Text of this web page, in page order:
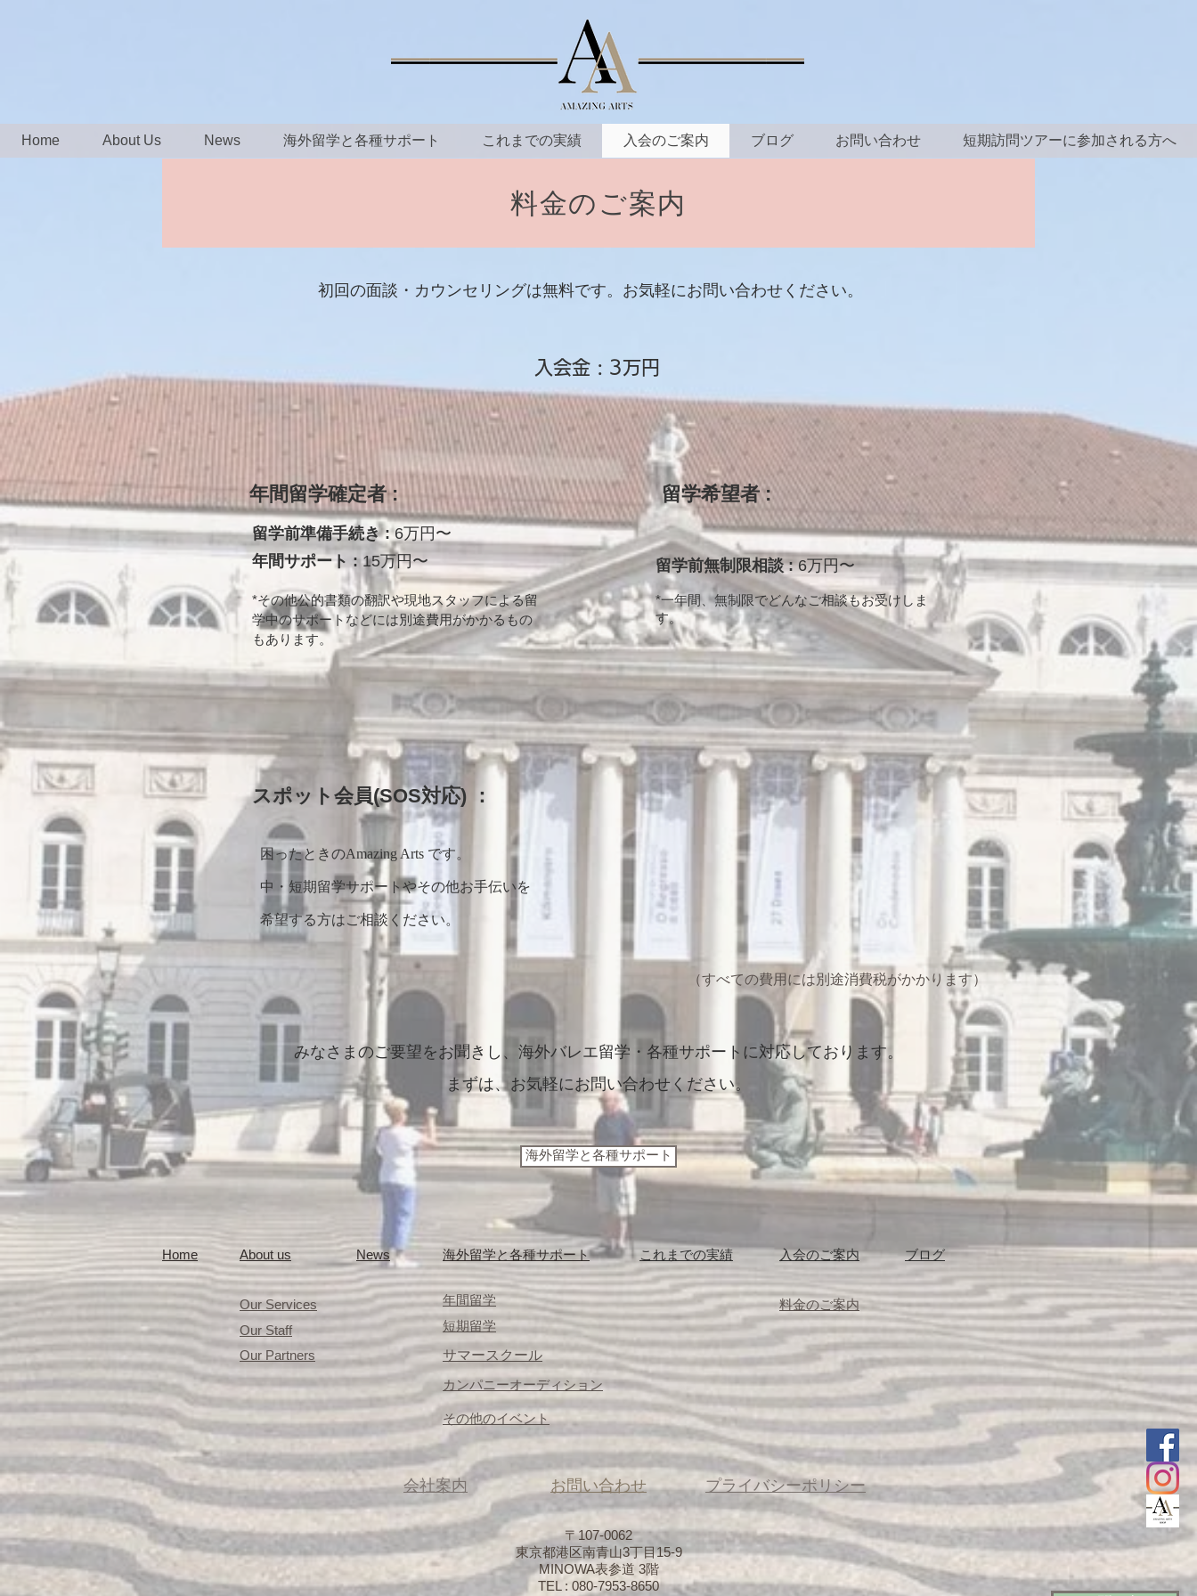
Home About Us News 海外留学と各種サポート これまでの実績 入会のご案内 ブログ お問い合わせ 短期訪問ツアーに参加される方へ
料金のご案内
初回の面談・カウンセリングは無料です。お気軽にお問い合わせください。
入会金 : ​3万円
年間留学確定者 :
留学前準備手続き :6万円〜
年間サポート : 15万円〜
*その他公的書類の翻訳や現地スタッフによる留
学中のサポートなどには別途費用がかかるもの
もあります。
留学前無制限相談 :6万円〜
​*一年間、無制限でどんなご相談もお受けしま
す。
留学希望者 :
スポット会員(SOS対応) ：
困ったときのAmazing Arts です。
中・短期留学サポートやその他お手伝いを
希望する方はご相談ください。
（すべての費用には別途消費税がかかります）
​みなさまのご要望をお聞きし、海外バレエ留学・各種サポートに対応しております。
まずは、お気軽にお問い合わせください。
海外留学と各種サポート
​Home ​About us ​News ​海外留学と各種サポート これまでの実績 入会のご案内 ブログ
Our Services
Our Staff
Our Partners
​年間留学
短期留学
サマースクール
料金のご案内
カンパニーオーディション
​その他のイベント
会社案内 ​お問い合わせ ​プライバシーポリシー
〒107-0062
東京都港区南青山3丁目15-9
​MINOWA表参道 3階
​TEL : 080-7953-8650